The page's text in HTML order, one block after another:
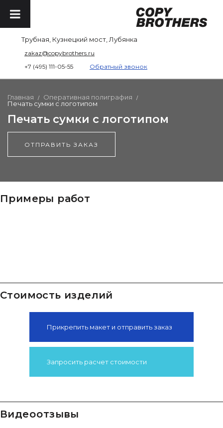
Трубная, Кузнецкий мост, Лубянка
zakaz@copybrothers.ru
+7 (495) 111-05-55
Обратный звонок
Главная / Оперативная полиграфия /
Печать сумки с логотипом
Печать сумки с логотипом
ОТПРАВИТЬ ЗАКАЗ
Примеры работ
Стоимость изделий
Прикрепить макет и отправить заказ
Запросить расчет стоимости
видео отзывы